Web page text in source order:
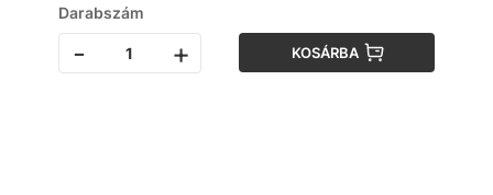
Darabszám
- + KOSÁRBA